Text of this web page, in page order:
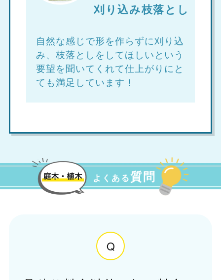
刈り込み枝落とし
自然な感じで形を作らずに刈り込
み、枝落としをしてほしいという
要望を聞いてくれて仕上がりにと
ても満足しています！
よくある質問
Q